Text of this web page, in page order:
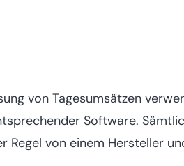
von Tagesumsätzen
Software.
von einem Hersteller